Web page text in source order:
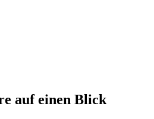
auf einen Blick